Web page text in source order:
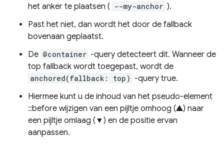
het anker te plaatsen ( --my-anchor ).
Past het niet, dan wordt het door de fallback
bovenaan geplaatst.
De @container -query detecteert dit. Wanneer de
top fallback wordt toegepast, wordt de
anchored(fallback: top) -query true.
Hiermee kunt u de inhoud van het pseudo-element
::before wijzigen van een pijltje omhoog (▲) naar
een pijltje omlaag (▼) en de positie ervan
aanpassen.